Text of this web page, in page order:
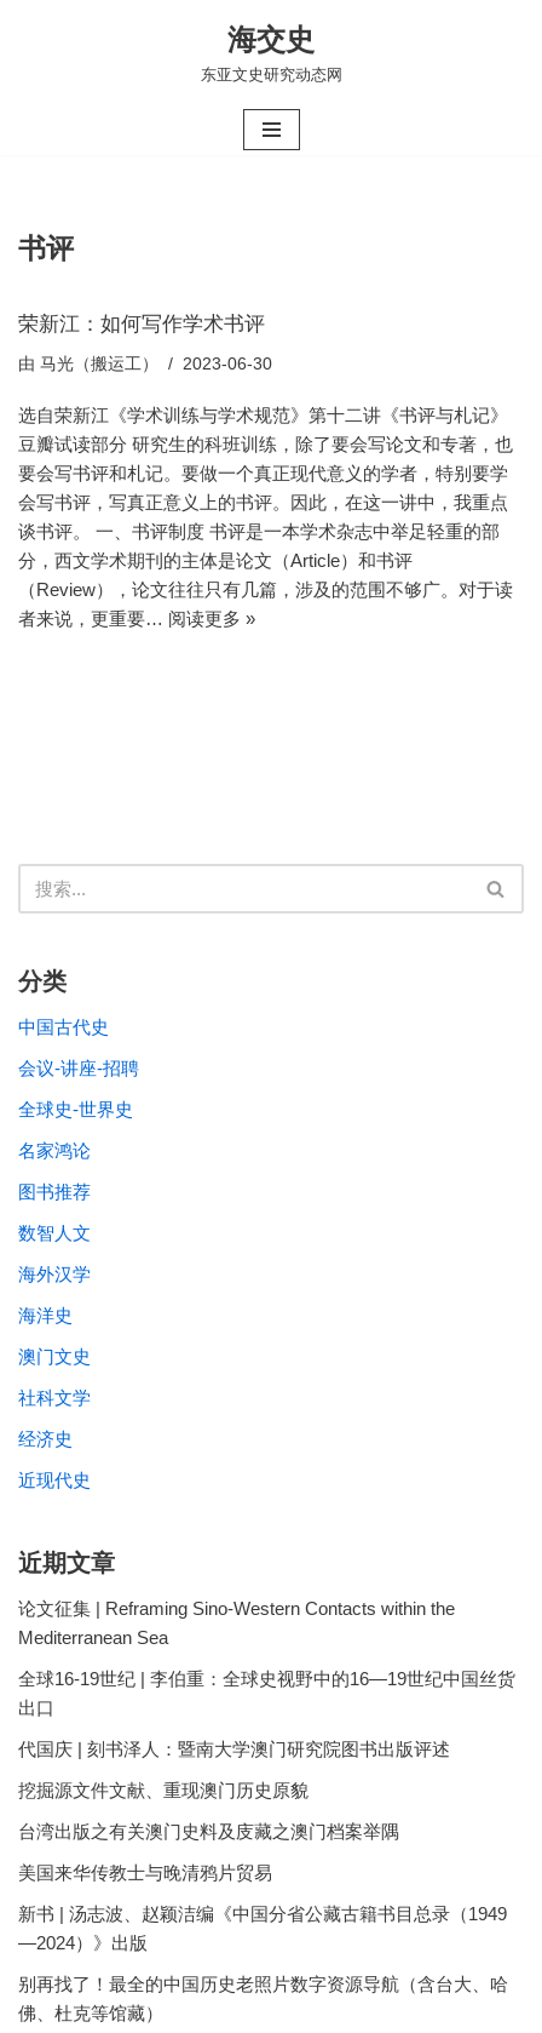
海交史
东亚文史研究动态网
书评
荣新江：如何写作学术书评
由 马光（搬运工） 2023-06-30
选自荣新江《学术训练与学术规范》第十二讲《书评与札记》
豆瓣试读部分 研究生的科班训练，除了要会写论文和专著，也
要会写书评和札记。要做一个真正现代意义的学者，特别要学
会写书评，写真正意义上的书评。因此，在这一讲中，我重点
谈书评。 一、书评制度 书评是一本学术杂志中举足轻重的部
分，西文学术期刊的主体是论文（Article）和书评
（Review），论文往往只有几篇，涉及的范围不够广。对于读
者来说，更重要… 阅读更多 »
分类
中国古代史
会议-讲座-招聘
全球史-世界史
名家鸿论
图书推荐
数智人文
海外汉学
海洋史
澳门文史
社科文学
经济史
近现代史
近期文章
论文征集 | Reframing Sino-Western Contacts within the
Mediterranean Sea
全球16-19世纪 | 李伯重：全球史视野中的16—19世纪中国丝货
出口
代国庆 | 刻书泽人：暨南大学澳门研究院图书出版评述
挖掘源文件文献、重现澳门历史原貌
台湾出版之有关澳门史料及庋藏之澳门档案举隅
美国来华传教士与晚清鸦片贸易
新书 | 汤志波、赵颖洁编《中国分省公藏古籍书目总录（1949
—2024）》出版
别再找了！最全的中国历史老照片数字资源导航（含台大、哈
佛、杜克等馆藏）